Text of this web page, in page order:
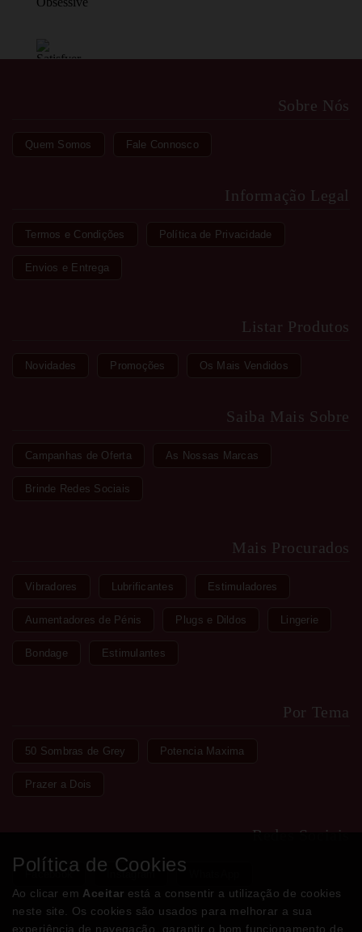
Sobre Nós
Quem Somos Fale Connosco
Informação Legal
Termos e Condições Política de Privacidade
Envios e Entrega
Listar Produtos
Novidades Promoções Os Mais Vendidos
Saiba Mais Sobre
Campanhas de Oferta As Nossas Marcas
Brinde Redes Sociais
Mais Procurados
Vibradores Lubrificantes Estimuladores
Aumentadores de Pénis Plugs e Dildos Lingerie
Bondage Estimulantes
Por Tema
50 Sombras de Grey Potencia Maxima
Prazer a Dois
Redes Sociais
Facebook Instagram
Política de Cookies
Ao clicar em Aceitar está a consentir a utilização de cookies
neste site. Os cookies são usados para melhorar a sua
experiência de navegação, garantir o bom funcionamento de